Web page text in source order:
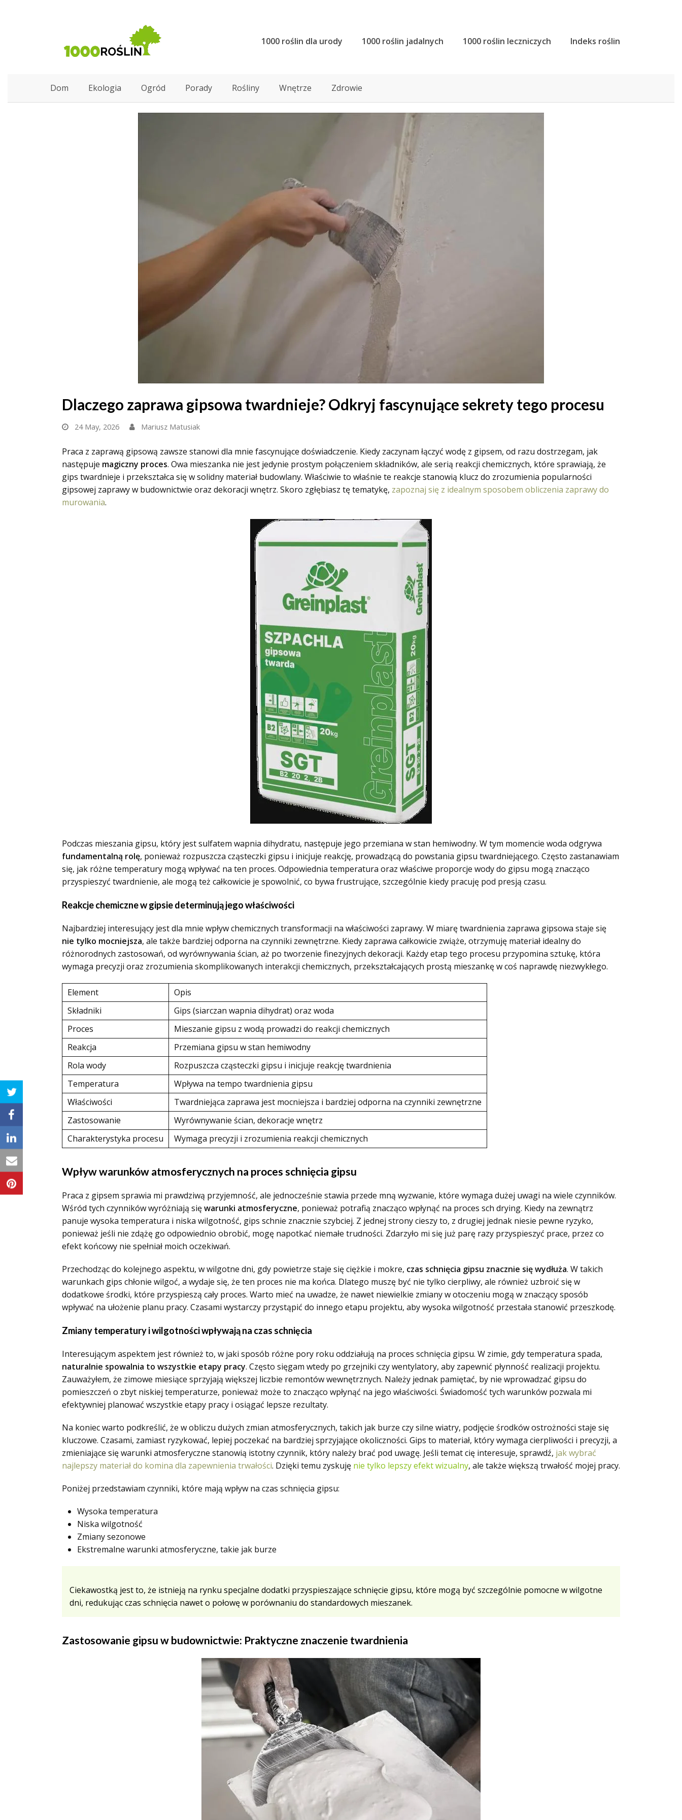
1000 roślin dla urody 1000 roślin jadalnych 1000 roślin leczniczych Indeks roślin
Dom Ekologia Ogród Porady Rośliny Wnętrze Zdrowie
Dlaczego zaprawa gipsowa twardnieje? Odkryj fascynujące sekrety tego procesu
24 May, 2026 Mariusz Matusiak
Praca z zaprawą gipsową zawsze stanowi dla mnie fascynujące doświadczenie. Kiedy zaczynam łączyć wodę z gipsem, od razu dostrzegam, jak
następuje magiczny proces. Owa mieszanka nie jest jedynie prostym połączeniem składników, ale serią reakcji chemicznych, które sprawiają, że
gips twardnieje i przekształca się w solidny materiał budowlany. Właściwie to właśnie te reakcje stanowią klucz do zrozumienia popularności
gipsowej zaprawy w budownictwie oraz dekoracji wnętrz. Skoro zgłębiasz tę tematykę, zapoznaj się z idealnym sposobem obliczenia zaprawy do
murowania.
Podczas mieszania gipsu, który jest sulfatem wapnia dihydratu, następuje jego przemiana w stan hemiwodny. W tym momencie woda odgrywa
fundamentalną rolę, ponieważ rozpuszcza cząsteczki gipsu i inicjuje reakcję, prowadzącą do powstania gipsu twardniejącego. Często zastanawiam
się, jak różne temperatury mogą wpływać na ten proces. Odpowiednia temperatura oraz właściwe proporcje wody do gipsu mogą znacząco
przyspieszyć twardnienie, ale mogą też całkowicie je spowolnić, co bywa frustrujące, szczególnie kiedy pracuję pod presją czasu.
Reakcje chemiczne w gipsie determinują jego właściwości
Najbardziej interesujący jest dla mnie wpływ chemicznych transformacji na właściwości zaprawy. W miarę twardnienia zaprawa gipsowa staje się
nie tylko mocniejsza, ale także bardziej odporna na czynniki zewnętrzne. Kiedy zaprawa całkowicie zwiąże, otrzymuję materiał idealny do
różnorodnych zastosowań, od wyrównywania ścian, aż po tworzenie finezyjnych dekoracji. Każdy etap tego procesu przypomina sztukę, która
wymaga precyzji oraz zrozumienia skomplikowanych interakcji chemicznych, przekształcających prostą mieszankę w coś naprawdę niezwykłego.
Element
Opis
Składniki
Gips (siarczan wapnia dihydrat) oraz woda
Proces
Mieszanie gipsu z wodą prowadzi do reakcji chemicznych
Reakcja
Przemiana gipsu w stan hemiwodny
Rola wody
Rozpuszcza cząsteczki gipsu i inicjuje reakcję twardnienia
Temperatura
Wpływa na tempo twardnienia gipsu
Właściwości
Twardniejąca zaprawa jest mocniejsza i bardziej odporna na czynniki zewnętrzne
Zastosowanie
Wyrównywanie ścian, dekoracje wnętrz
Charakterystyka procesu
Wymaga precyzji i zrozumienia reakcji chemicznych
Wpływ warunków atmosferycznych na proces schnięcia gipsu
Praca z gipsem sprawia mi prawdziwą przyjemność, ale jednocześnie stawia przede mną wyzwanie, które wymaga dużej uwagi na wiele czynników.
Wśród tych czynników wyróżniają sięwarunki atmosferyczne, ponieważ potrafią znacząco wpłynąć na proces sch drying. Kiedy na zewnątrz
panuje wysoka temperatura i niska wilgotność, gips schnie znacznie szybciej. Z jednej strony cieszy to, z drugiej jednak niesie pewne ryzyko,
ponieważ jeśli nie zdążę go odpowiednio obrobić, mogę napotkać niemałe trudności. Zdarzyło mi się już parę razy przyspieszyć prace, przez co
efekt końcowy nie spełniał moich oczekiwań.
Przechodząc do kolejnego aspektu, w wilgotne dni, gdy powietrze staje się ciężkie i mokre, czas schnięcia gipsu znacznie się wydłuża. W takich
warunkach gips chłonie wilgoć, a wydaje się, że ten proces nie ma końca. Dlatego muszę być nie tylko cierpliwy, ale również uzbroić się w
dodatkowe środki, które przyspieszą cały proces. Warto mieć na uwadze, że nawet niewielkie zmiany w otoczeniu mogą w znaczący sposób
wpływać na ułożenie planu pracy. Czasami wystarczy przystąpić do innego etapu projektu, aby wysoka wilgotność przestała stanowić przeszkodę.
Zmiany temperatury i wilgotności wpływają na czas schnięcia
Interesującym aspektem jest również to, w jaki sposób różne pory roku oddziałują na proces schnięcia gipsu. W zimie, gdy temperatura spada,
naturalnie spowalnia to wszystkie etapy pracy. Często sięgam wtedy po grzejniki czy wentylatory, aby zapewnić płynność realizacji projektu.
Zauważyłem, że zimowe miesiące sprzyjają większej liczbie remontów wewnętrznych. Należy jednak pamiętać, by nie wprowadzać gipsu do
pomieszczeń o zbyt niskiej temperaturze, ponieważ może to znacząco wpłynąć na jego właściwości. Świadomość tych warunków pozwala mi
efektywniej planować wszystkie etapy pracy i osiągać lepsze rezultaty.
Na koniec warto podkreślić, że w obliczu dużych zmian atmosferycznych, takich jak burze czy silne wiatry, podjęcie środków ostrożności staje się
kluczowe. Czasami, zamiast ryzykować, lepiej poczekać na bardziej sprzyjające okoliczności. Gips to materiał, który wymaga cierpliwości i precyzji, a
zmieniające się warunki atmosferyczne stanowią istotny czynnik, który należy brać pod uwagę. Jeśli temat cię interesuje, sprawdź, jak wybrać
najlepszy materiał do komina dla zapewnienia trwałości. Dzięki temu zyskuję nie tylko lepszy efekt wizualny, ale także większą trwałość mojej pracy.
Poniżej przedstawiam czynniki, które mają wpływ na czas schnięcia gipsu:
Wysoka temperatura
Niska wilgotność
Zmiany sezonowe
Ekstremalne warunki atmosferyczne, takie jak burze
Ciekawostką jest to, że istnieją na rynku specjalne dodatki przyspieszające schnięcie gipsu, które mogą być szczególnie pomocne w wilgotne
dni, redukując czas schnięcia nawet o połowę w porównaniu do standardowych mieszanek.
Zastosowanie gipsu w budownictwie: Praktyczne znaczenie twardnienia